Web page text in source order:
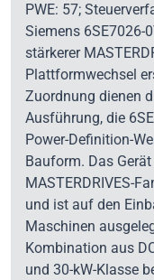
PWE: 57;
Siemens 6SE7026-
stärkerer
Plattformwechsel
Zuordnung dienen
Ausführung, die
Power-Definition-
Bauform. Das
MASTERDRIVES-
und ist auf den
Maschinen
Kombination aus
und 30-kW-Klasse